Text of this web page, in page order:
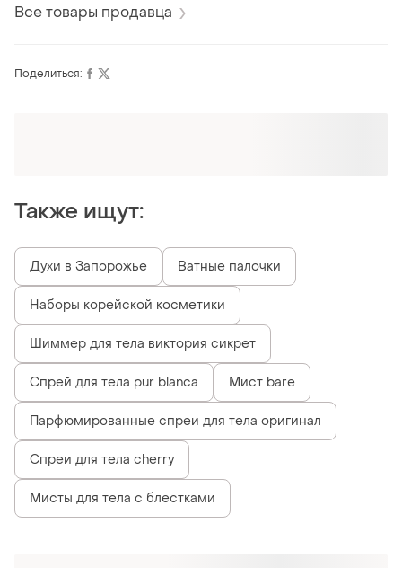
клетчатка
Все товары продавца
Поделиться:
Также ищут:
Духи в Запорожье Ватные палочки
Наборы корейской косметики
Шиммер для тела виктория сикрет
Спрей для тела pur blanca Мист bare
Парфюмированные спреи для тела оригинал
Спреи для тела cherry
Мисты для тела с блестками